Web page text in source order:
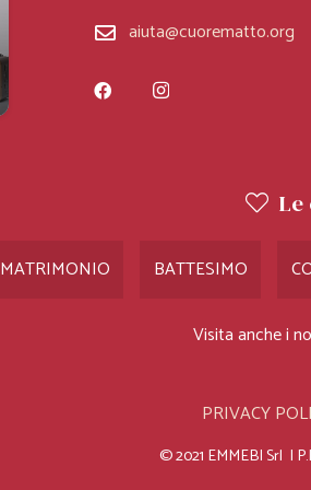
SILICONE
Bomboniere Solidali
aiuta@cuorematto.org
MATRIMONIO BATTESIMO
Visita anche i
PRIVACY
© 2021 EMMEBI Srl |